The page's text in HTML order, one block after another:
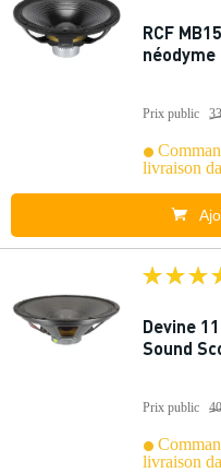
RCF
néodyme
Prix public
livraison
Devine
Sound
Prix public
livraison